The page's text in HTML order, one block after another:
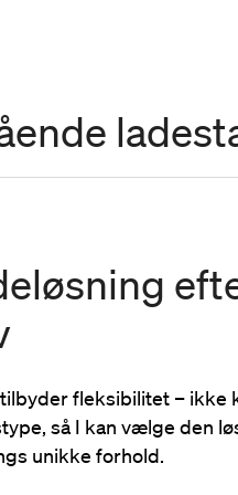
fleksibilitet – ikke
så I kan vælge den
unikke forhold.